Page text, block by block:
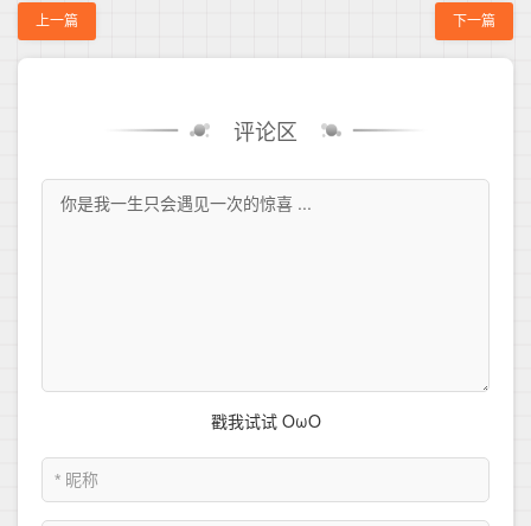
上一篇 下一篇
评论区